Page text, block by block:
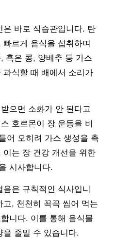
바로 식습관입니다. 탄
르게 음식을 섭취하며
혹은 콩, 양배추 등 가스
식할 때 배에서 소리가
으면 소화가 안 된다고
호르몬이 장 운동을 비
어 오히려 가스 생성을 촉
는 장 건강 개선을 위한
시사합니다.
은 규칙적인 식사입니
, 천천히 꼭꼭 씹어 먹는
니다. 이를 통해 음식물
을 줄일 수 있습니다.